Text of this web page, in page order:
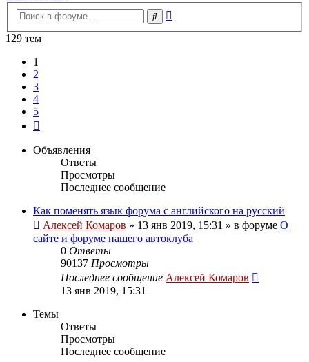
Поиск
129 тем
1
2
3
4
5
Объявления
Ответы
Просмотры
Последнее сообщение
Как поменять язык форума с английского на русский
Алексей Комаров » 13 янв 2019, 15:31 » в форуме О
сайте и форуме нашего автоклуба
0 Ответы
90137 Просмотры
Последнее сообщение Алексей Комаров
13 янв 2019, 15:31
Темы
Ответы
Просмотры
Последнее сообщение